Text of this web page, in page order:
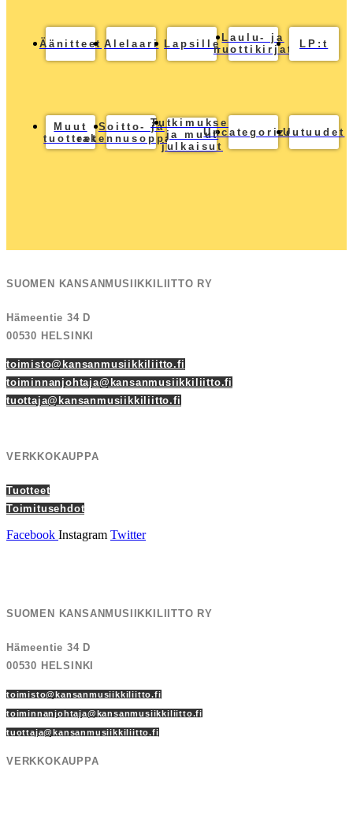
Äänitteet Alelaari Lapsille Laulu- ja
nuottikirjat
LP:t
Muut
tuotteet
Soitto- ja
rakennusoppaat
Tutkimukset
ja muut
julkaisut
UncategorizedUutuudet
SUOMEN KANSANMUSIIKKILIITTO RY
Hämeentie 34 D
00530 HELSINKI
toimisto@kansanmusiikkiliitto.fi
toiminnanjohtaja@kansanmusiikkiliitto.fi
tuottaja@kansanmusiikkiliitto.fi
VERKKOKAUPPA
Tuotteet
Toimitusehdot
Facebook Instagram Twitter
SUOMEN KANSANMUSIIKKILIITTO RY
Hämeentie 34 D
00530 HELSINKI
toimisto@kansanmusiikkiliitto.fi
toiminnanjohtaja@kansanmusiikkiliitto.fi
tuottaja@kansanmusiikkiliitto.fi
VERKKOKAUPPA